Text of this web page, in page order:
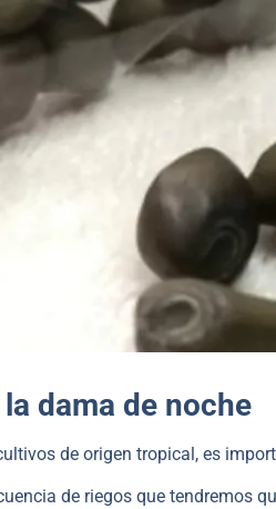
dama de noche
de origen tropical, es
de riegos que tendremos